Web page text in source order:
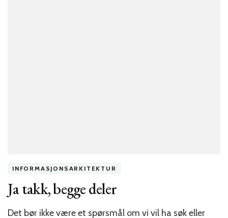
INFORMASJONSARKITEKTUR
Ja takk, begge deler
Det bør ikke være et spørsmål om vi vil ha søk eller